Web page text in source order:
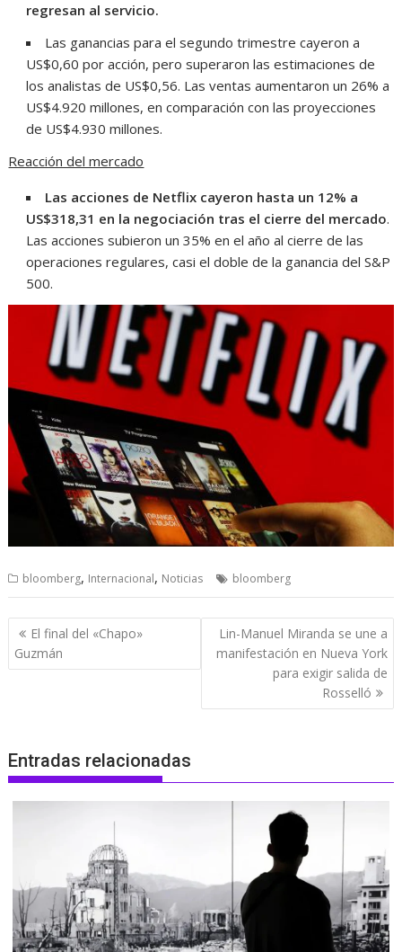
regresan al servicio.
Las ganancias para el segundo trimestre cayeron a
US$0,60 por acción, pero superaron las estimaciones de
los analistas de US$0,56. Las ventas aumentaron un 26% a
US$4.920 millones, en comparación con las proyecciones
de US$4.930 millones.
Reacción del mercado
Las acciones de Netflix cayeron hasta un 12% a
US$318,31 en la negociación tras el cierre del mercado.
Las acciones subieron un 35% en el año al cierre de las
operaciones regulares, casi el doble de la ganancia del S&P
500.
bloomberg, Internacional, Noticias bloomberg
Navegación
de
entradas
El final del «Chapo»
Guzmán
Lin-Manuel Miranda se une a
manifestación en Nueva York
para exigir salida de
Rosselló
Entradas relacionadas